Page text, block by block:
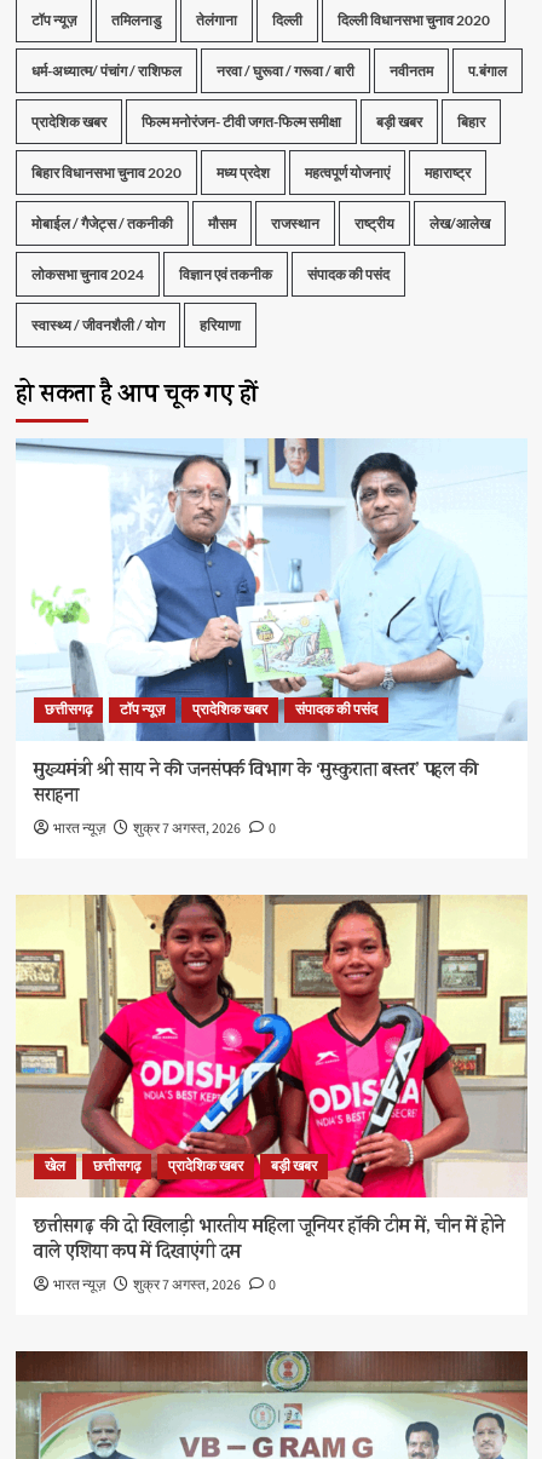
टॉप न्यूज़ तमिलनाडु तेलंगाना दिल्ली दिल्ली विधानसभा चुनाव 2020
धर्म-अध्यात्म/ पंचांग / राशिफल नरवा / घुरूवा / गरूवा / बारी नवीनतम प.बंगाल
प्रादेशिक खबर फिल्म मनोरंजन- टीवी जगत-फिल्म समीक्षा बड़ी खबर बिहार
बिहार विधानसभा चुनाव 2020 मध्य प्रदेश महत्वपूर्ण योजनाएं महाराष्ट्र
मोबाईल / गैजेट्स / तकनीकी मौसम राजस्थान राष्ट्रीय लेख/आलेख
लोकसभा चुनाव 2024 विज्ञान एवं तकनीक संपादक की पसंद
स्वास्थ्य / जीवनशैली / योग हरियाणा
हो सकता है आप चूक गए हों
छत्तीसगढ़ टॉप न्यूज़ प्रादेशिक खबर संपादक की पसंद
मुख्यमंत्री श्री साय ने की जनसंपर्क विभाग के ‘मुस्कुराता बस्तर’ पहल की
सराहना
भारत न्यूज़ शुक्र 7 अगस्त, 2026 0
खेल छत्तीसगढ़ प्रादेशिक खबर बड़ी खबर
छत्तीसगढ़ की दो खिलाड़ी भारतीय महिला जूनियर हॉकी टीम में, चीन में होने
वाले एशिया कप में दिखाएंगी दम
भारत न्यूज़ शुक्र 7 अगस्त, 2026 0